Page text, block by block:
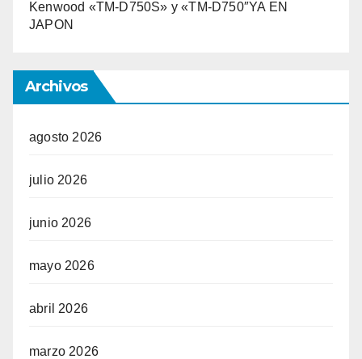
Kenwood «TM-D750S» y «TM-D750″YA EN
JAPON
Archivos
agosto 2026
julio 2026
junio 2026
mayo 2026
abril 2026
marzo 2026